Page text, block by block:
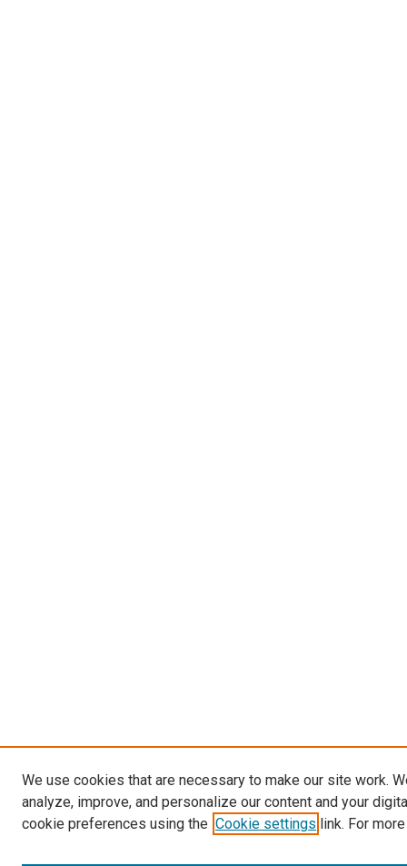
We use cookies that are necessary to make our site work.
analyze, improve, and personalize our content and your
cookie preferences using the Cookie settings link. For